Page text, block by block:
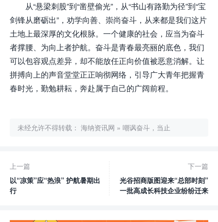
从“悬梁刺股”到“凿壁偷光”，从“书山有路勤为径”到“宝
剑锋从磨砺出”，劝学向善、崇尚奋斗，从来都是我们这片
土地上最深厚的文化根脉。一个健康的社会，应当为奋斗
者撑腰、为向上者护航。奋斗是青春最亮丽的底色，我们
可以包容观点差异，却不能放任正向价值被恶意消解。让
拼搏向上的声音堂堂正正响彻网络，引导广大青年把握青
春时光，勤勉耕耘，奔赴属于自己的广阔前程。
未经允许不得转载： 海纳资讯网 » 嘲讽奋斗，当止
上一篇
以“凉策”应“热浪” 护航暑期出
行
下一篇
光谷招商版图迎来“总部时刻”
一批高成长科技企业纷纷迁来